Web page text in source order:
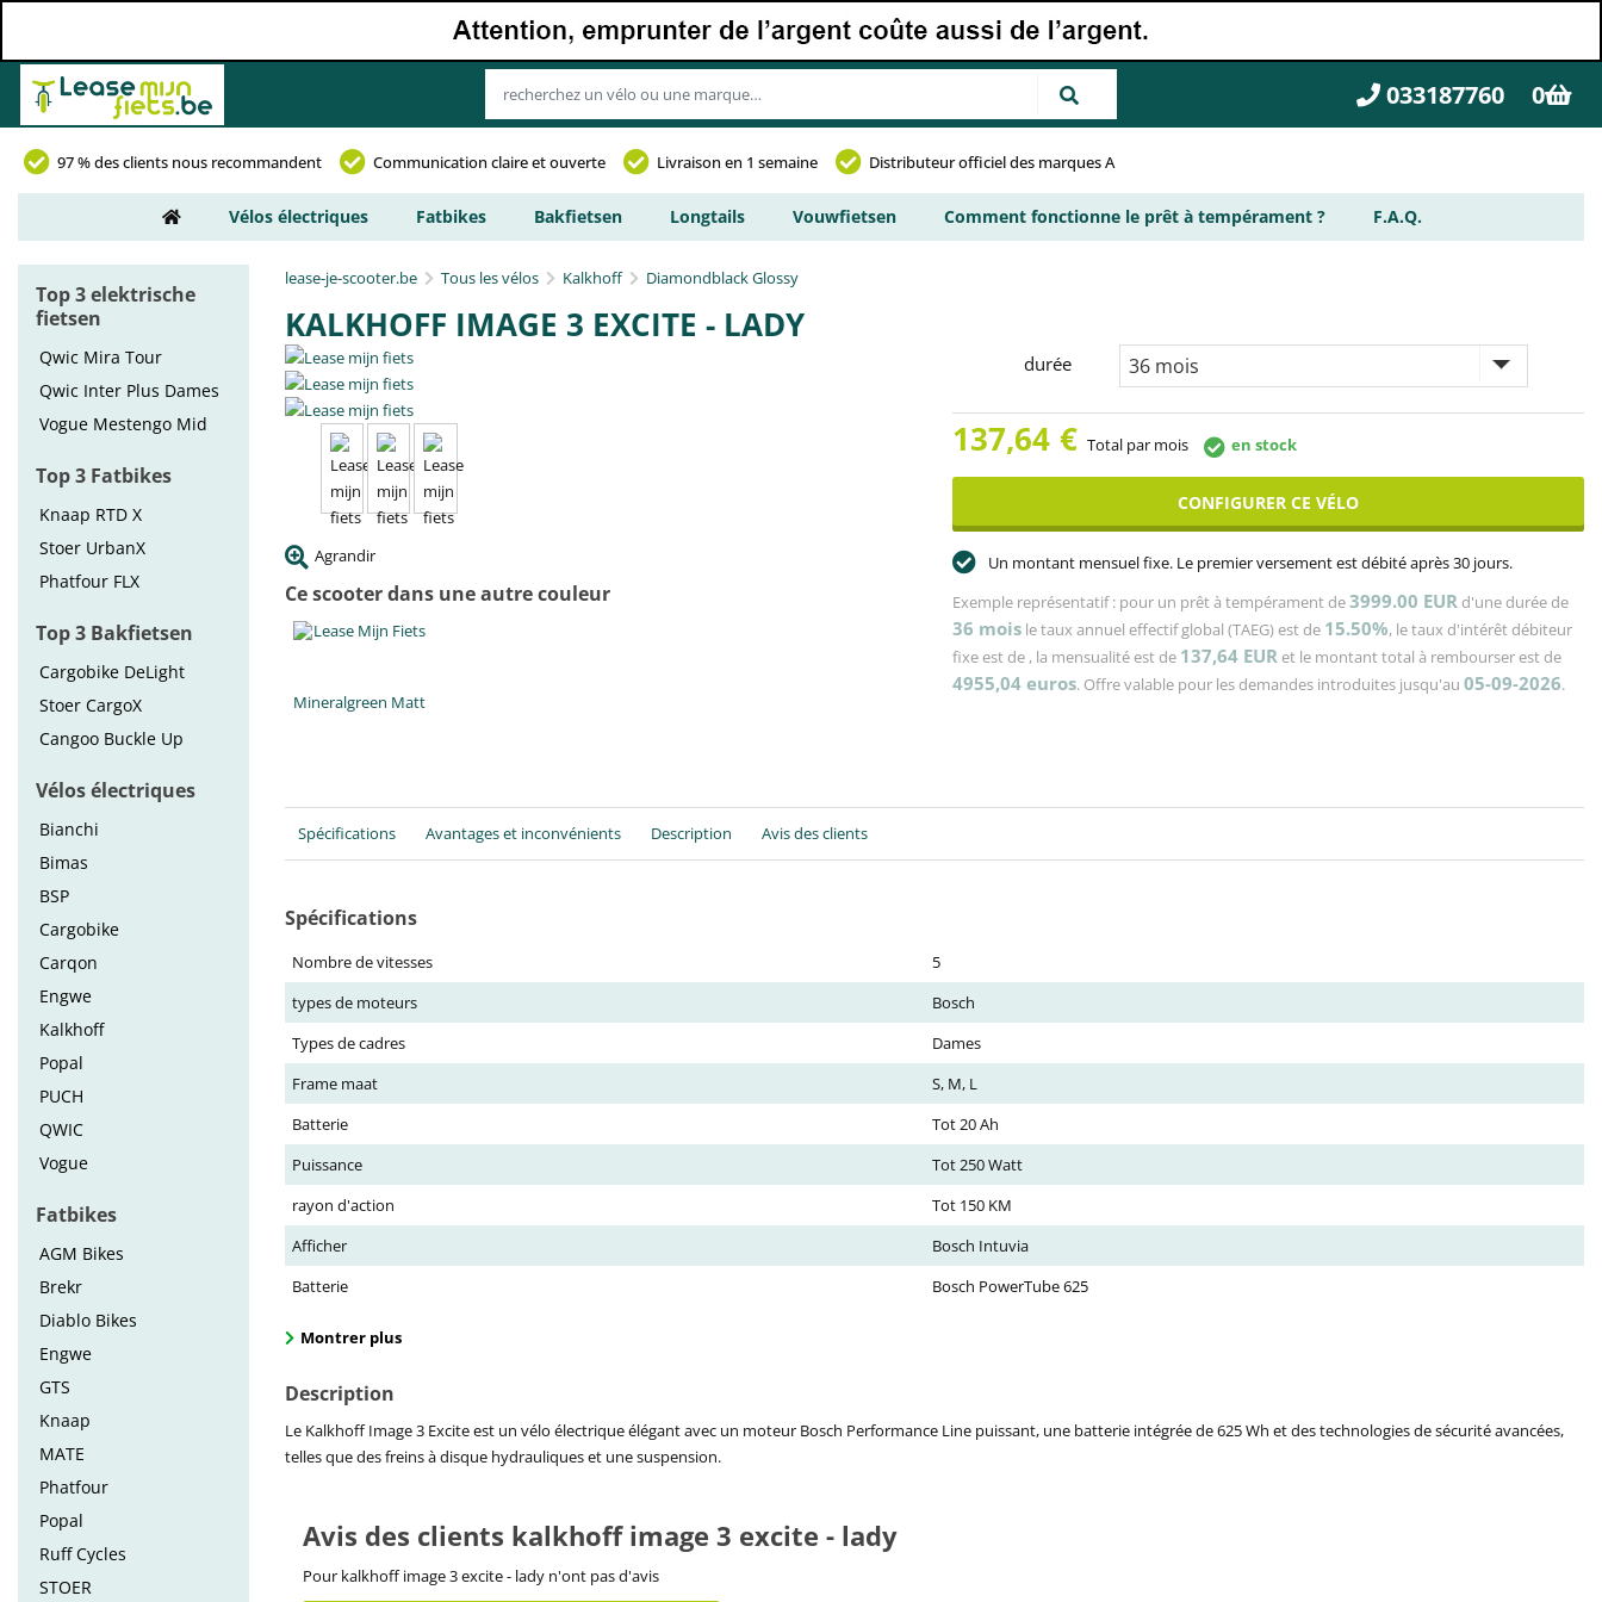
033187760 0
97 % des clients nous recommandent Communication claire et ouverte Livraison en 1 semaine Distributeur officiel des marques A
Vélos électriques Fatbikes Bakfietsen Longtails Vouwfietsen Comment fonctionne le prêt à tempérament ? F.A.Q.
Top 3 elektrische
fietsen
Qwic Mira Tour
Qwic Inter Plus Dames
Vogue Mestengo Mid
Top 3 Fatbikes
Knaap RTD X
Stoer UrbanX
Phatfour FLX
Top 3 Bakfietsen
Cargobike DeLight
Stoer CargoX
Cangoo Buckle Up
Vélos électriques
Bianchi
Bimas
BSP
Cargobike
Carqon
Engwe
Kalkhoff
Popal
PUCH
QWIC
Vogue
Fatbikes
AGM Bikes
Brekr
Diablo Bikes
Engwe
GTS
Knaap
MATE
Phatfour
Popal
Ruff Cycles
STOER
lease-je-scooter.be Tous les vélos Kalkhoff Diamondblack Glossy
KALKHOFF IMAGE 3 EXCITE - LADY
Agrandir
Ce scooter dans une autre couleur
Mineralgreen Matt
durée
137,64 € Total par mois en stock
CONFIGURER CE VÉLO
Un montant mensuel fixe. Le premier versement est débité après 30 jours.
Exemple représentatif : pour un prêt à tempérament de3999.00 EURd'une durée de
36 mois le taux annuel effectif global (TAEG) est de 15.50%, le taux d'intérêt débiteur
fixe est de , la mensualité est de 137,64 EURet le montant total à rembourser est de
4955,04 euros. Offre valable pour les demandes introduites jusqu'au 05-09-2026.
Spécifications Avantages et inconvénients Description Avis des clients
Spécifications
Nombre de vitesses
5
types de moteurs
Bosch
Types de cadres
Dames
Frame maat
S, M, L
Batterie
Tot 20 Ah
Puissance
Tot 250 Watt
rayon d'action
Tot 150 KM
Afficher
Bosch Intuvia
Batterie
Bosch PowerTube 625
Montrer plus
Description
Le Kalkhoff Image 3 Excite est un vélo électrique élégant avec un moteur Bosch Performance Line puissant, une batterie intégrée de 625 Wh et des technologies de sécurité avancées,
telles que des freins à disque hydrauliques et une suspension.
Avis des clients kalkhoff image 3 excite - lady
Pour kalkhoff image 3 excite - lady n'ont pas d'avis